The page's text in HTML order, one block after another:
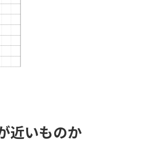
近いものか